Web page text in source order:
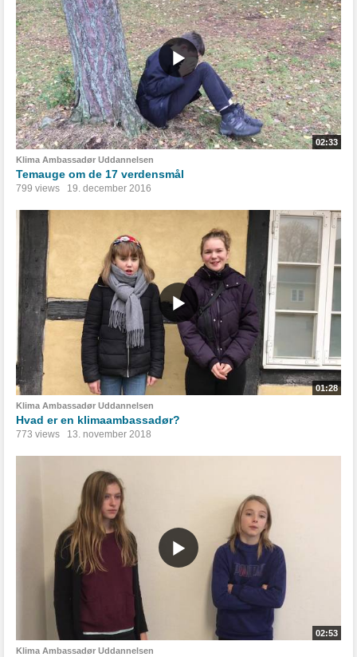
02:33
Klima Ambassadør Uddannelsen
Temauge om de 17 verdensmål
799 views 19. december 2016
01:28
Klima Ambassadør Uddannelsen
Hvad er en klimaambassadør?
773 views 13. november 2018
02:53
Klima Ambassadør Uddannelsen